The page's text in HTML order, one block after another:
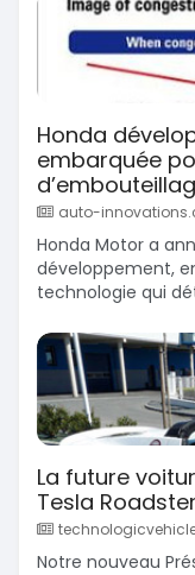
Honda
embarquée
auto-
Honda Motor a
développement,
technologie qui
La future
Tesla
Notre nouveau